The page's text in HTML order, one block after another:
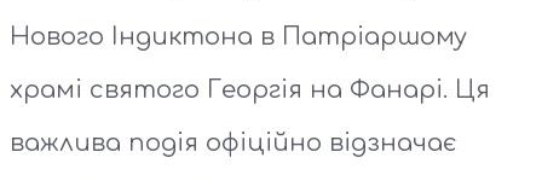
Нового Індиктона в Патріаршому
храмі святого Георгія на Фанарі. Ця
важлива подія офіційно відзначає